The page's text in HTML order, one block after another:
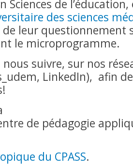
Sciences de
des sciences
leur questionnement
le microprogramme.
nous suivre, sur nos
LinkedIn), afin
de pédagogie
du CPASS.